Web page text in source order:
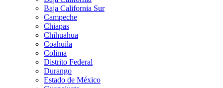
Baja California Sur
Campeche
Chiapas
Chihuahua
Coahuila
Colima
Distrito Federal
Durango
Estado de México